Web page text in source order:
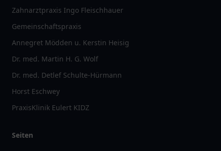
Zahnarztpraxis Ingo Fleischhauer
Gemeinschaftspraxis
Annegret Mödden u. Kerstin Heisig
Dr. med. Martin H. G. Wolf
Dr. med. Detlef Schulte-Hürmann
Horst Eschwey
PraxisKlinik Eulert KIDZ
Seiten